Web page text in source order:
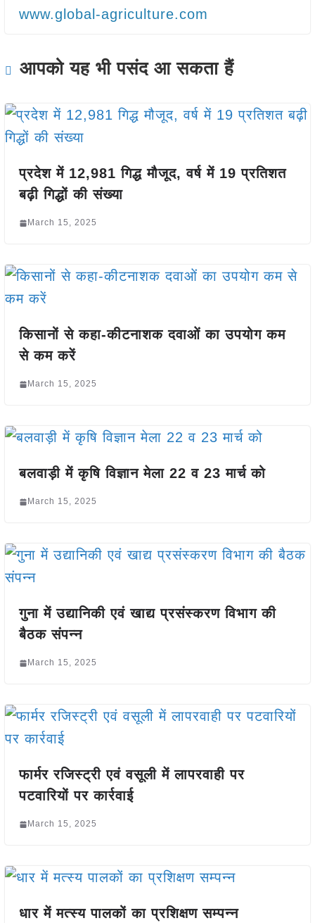
www.global-agriculture.com
आपको यह भी पसंद आ सकता हैं
प्रदेश में 12,981 गिद्ध मौजूद, वर्ष में 19 प्रतिशत
बढ़ी गिद्धों की संख्या
March 15, 2025
किसानों से कहा-कीटनाशक दवाओं का उपयोग कम
से कम करें
March 15, 2025
बलवाड़ी में कृषि विज्ञान मेला 22 व 23 मार्च को
March 15, 2025
गुना में उद्यानिकी एवं खाद्य प्रसंस्करण विभाग की
बैठक संपन्न
March 15, 2025
फार्मर रजिस्ट्री एवं वसूली में लापरवाही पर
पटवारियों पर कार्रवाई
March 15, 2025
धार में मत्स्य पालकों का प्रशिक्षण सम्पन्न